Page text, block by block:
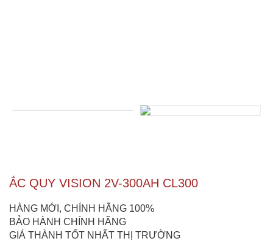
ẮC QUY VISION 2V-300AH CL300
HÀNG MỚI, CHÍNH HÃNG 100%
BẢO HÀNH CHÍNH HÃNG
GIÁ THÀNH TỐT NHẤT THỊ TRƯỜNG